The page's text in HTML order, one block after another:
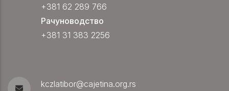
+381 62 289 766
Рачуноводство
+381 31 383 2256
kczlatibor@cajetina.org.rs